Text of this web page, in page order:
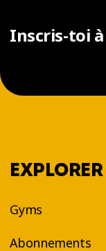
Inscris-toi
EXPLORER
Gyms
Abonnements